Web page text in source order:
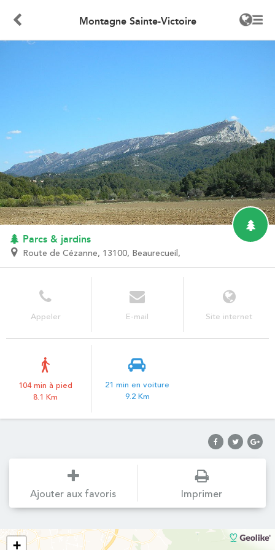
Montagne Sainte-Victoire
Parcs & jardins
Route de Cézanne, 13100, Beaurecueil,
Appeler E-mail Site internet
104 min à pied
8.1 Km
21 min en voiture
9.2 Km
Ajouter aux favoris Imprimer
+